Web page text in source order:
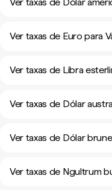
Ver taxas de Euro para
Ver taxas de Libra
Ver taxas de Dólar
Ver taxas de Dólar
Ver taxas de Ngultrum